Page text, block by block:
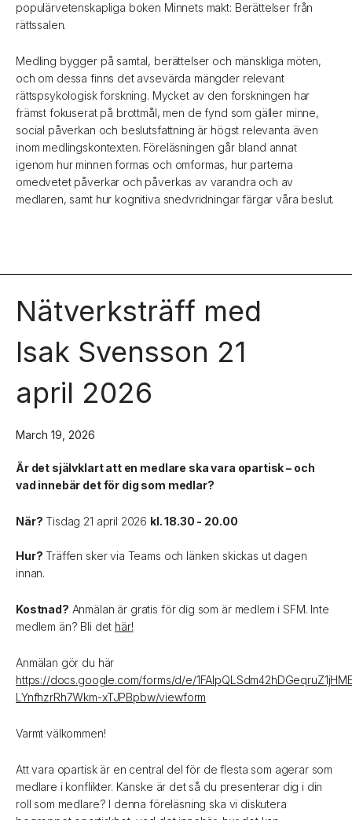
populärvetenskapliga boken Minnets makt: Berättelser från
rättssalen.
Medling bygger på samtal, berättelser och mänskliga möten,
och om dessa finns det avsevärda mängder relevant
rättspsykologisk forskning. Mycket av den forskningen har
främst fokuserat på brottmål, men de fynd som gäller minne,
social påverkan och beslutsfattning är högst relevanta även
inom medlingskontexten. Föreläsningen går bland annat
igenom hur minnen formas och omformas, hur parterna
omedvetet påverkar och påverkas av varandra och av
medlaren, samt hur kognitiva snedvridningar färgar våra beslut.
Nätverksträff med
Isak Svensson 21
april 2026
March 19, 2026
Är det självklart att en medlare ska vara opartisk – och
vad innebär det för dig som medlar?
När? Tisdag 21 april 2026 kl. 18.30 - 20.00
Hur? Träffen sker via Teams och länken skickas ut dagen
innan.
Kostnad? Anmälan är gratis för dig som är medlem i SFM. Inte
medlem än? Bli det här!
Anmälan gör du här
https://docs.google.com/forms/d/e/
LYnfhzrRh7Wkm-xTJPBpbw/viewform
Varmt välkommen!
Att vara opartisk är en central del för de flesta som agerar som
medlare i konflikter. Kanske är det så du presenterar dig i din
roll som medlare? I denna föreläsning ska vi diskutera